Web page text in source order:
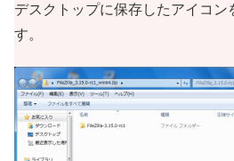
デスクトップに保存したアイコン
す。